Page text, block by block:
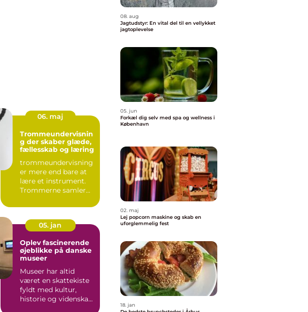
06. maj
Trommeundervisnin
g der skaber glæde,
fællesskab og læring
trommeundervisning
er mere end bare at
lære et instrument.
Trommerne samler
energi...
05. jan
Oplev fascinerende
øjeblikke på danske
museer
Museer har altid
været en skattekiste
fyldt med kultur,
historie og videnskab,
08. aug
Jagtudstyr: En vital del til en vellykket
jagtoplevelse
05. jun
Forkæl dig selv med spa og wellness i
København
02. maj
Lej popcorn maskine og skab en
uforglemmelig fest
18. jan